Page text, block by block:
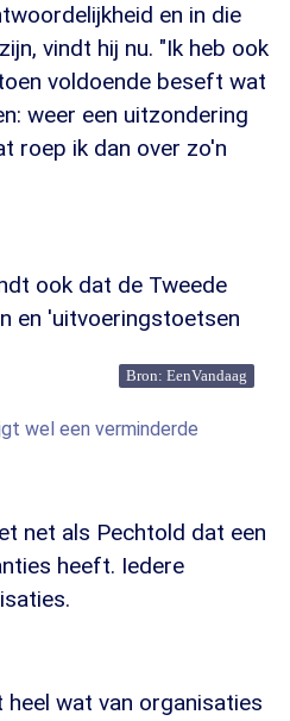
en in die
vindt hij nu. "Ik heb ook
voldoende beseft wat
weer een uitzondering
roep ik dan over zo'n
ook dat de Tweede
en 'uitvoeringstoetsen
Bron: EenVandaag
wel een verminderde
net als Pechtold dat een
heeft. Iedere
wat van organisaties